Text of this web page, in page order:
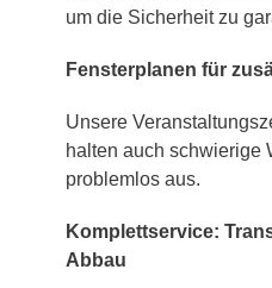
um die Sicherheit zu
Fensterplanen für
Unsere
halten auch schwierige
problemlos aus.
Komplettservice:
Abbau